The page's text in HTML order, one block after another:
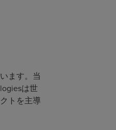
ます。当
は世
トを主導